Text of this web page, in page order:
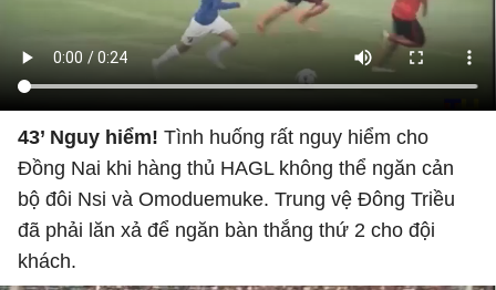
43’ Nguy hiểm! Tình huống rất nguy hiểm cho
Đồng Nai khi hàng thủ HAGL không thể ngăn cản
bộ đôi Nsi và Omoduemuke. Trung vệ Đông Triều
đã phải lăn xả để ngăn bàn thắng thứ 2 cho đội
khách.